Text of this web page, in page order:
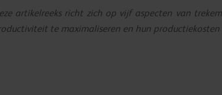
artikelreeks richt zich op vijf aspecten van
te maximaliseren en hun productiekosten